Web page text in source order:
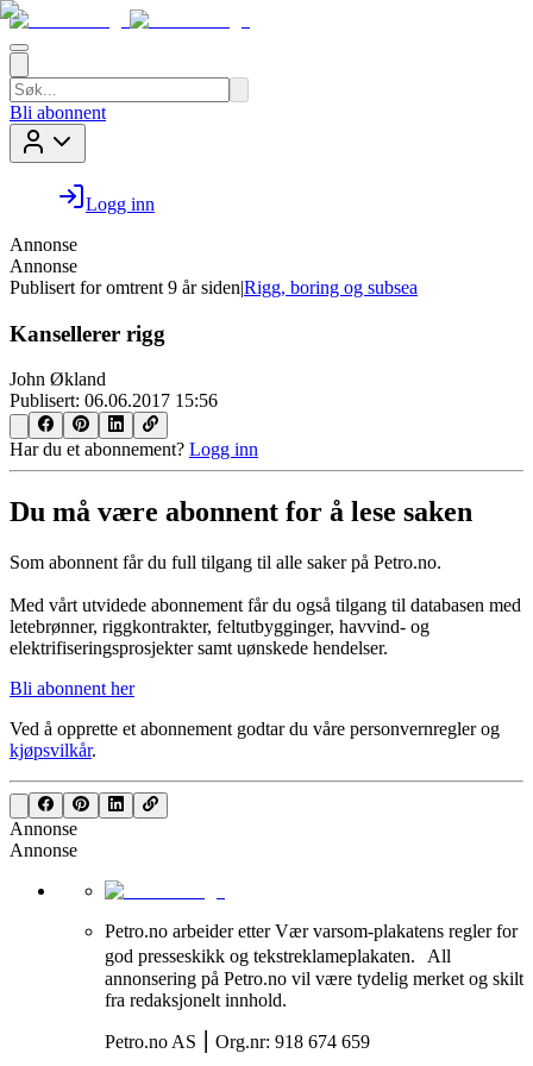
Bli abonnent
Logg inn
Annonse
Annonse
Publisert for omtrent 9 år siden|Rigg, boring og subsea
Kansellerer rigg
John Økland
Publisert: 06.06.2017 15:56
Har du et abonnement? Logg inn
Du må være abonnent for å lese saken
Som abonnent får du full tilgang til alle saker på Petro.no.
Med vårt utvidede abonnement får du også tilgang til databasen med
letebrønner, riggkontrakter, feltutbygginger, havvind- og
elektrifiseringsprosjekter samt uønskede hendelser.
Bli abonnent her
Ved å opprette et abonnement godtar du våre personvernreglerog
kjøpsvilkår.
Annonse
Annonse
Petro.no arbeider etter Vær varsom-plakatens regler for
god presseskikk og tekstreklameplakaten. All
annonsering på Petro.no vil være tydelig merket og skilt
fra redaksjonelt innhold.
Petro.no AS ⎮ Org.nr: 918 674 659